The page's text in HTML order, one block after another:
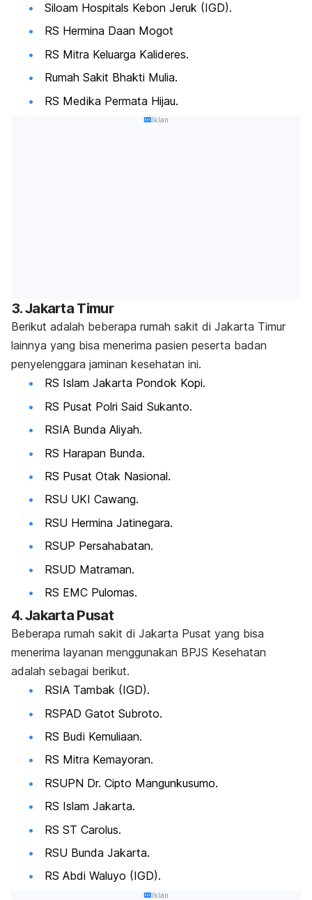
Siloam Hospitals Kebon Jeruk (IGD).
RS Hermina Daan Mogot
RS Mitra Keluarga Kalideres.
Rumah Sakit Bhakti Mulia.
RS Medika Permata Hijau.
Iklan
3. Jakarta Timur
Berikut adalah beberapa rumah sakit di Jakarta Timur
lainnya yang bisa menerima pasien peserta badan
penyelenggara jaminan kesehatan ini.
RS Islam Jakarta Pondok Kopi.
RS Pusat Polri Said Sukanto.
RSIA Bunda Aliyah.
RS Harapan Bunda.
RS Pusat Otak Nasional.
RSU UKI Cawang.
RSU Hermina Jatinegara.
RSUP Persahabatan.
RSUD Matraman.
RS EMC Pulomas.
4. Jakarta Pusat
Beberapa rumah sakit di Jakarta Pusat yang bisa
menerima layanan menggunakan BPJS Kesehatan
adalah sebagai berikut.
RSIA Tambak (IGD).
RSPAD Gatot Subroto.
RS Budi Kemuliaan.
RS Mitra Kemayoran.
RSUPN Dr. Cipto Mangunkusumo.
RS Islam Jakarta.
RS ST Carolus.
RSU Bunda Jakarta.
RS Abdi Waluyo (IGD).
Iklan